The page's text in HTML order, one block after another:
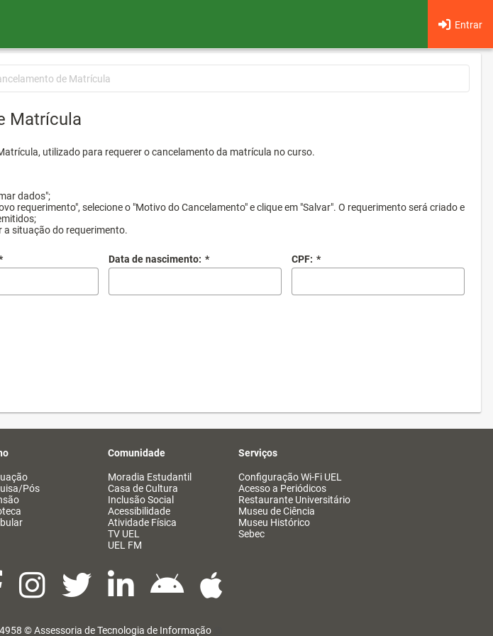
Entrar
de Matrícula
Matrícula
utilizado para requerer o cancelamento da matrícula no curso.
dados";
requerimento", selecione o "Motivo do Cancelamento" e clique em "Salvar". O requerimento será criado e
situação do requerimento.
Data de nascimento: * CPF: *
Pós
Comunidade
Moradia Estudantil
Casa de Cultura
Inclusão Social
Acessibilidade
Atividade Física
TV UEL
UEL FM
Serviços
Configuração Wi-Fi UEL
Acesso a Periódicos
Restaurante Universitário
Museu de Ciência
Museu Histórico
Sebec
©Assessoria de Tecnologia de Informação